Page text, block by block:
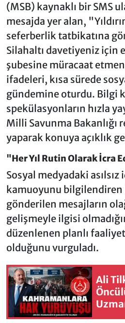
(MSB) kaynaklı bir SMS
mesajda yer alan,
seferberlik tatbikatına
Silahaltı davetiyeniz için
şubesine müracaat
ifadeleri, kısa sürede
gündemine oturdu. Bilgi
spekülasyonların hızla
Milli Savunma Bakanlığı
yaparak konuya açıklık
"Her Yıl Rutin Olarak İcra
Sosyal medyadaki asılsız
kamuoyunu bilgilendiren
gönderilen mesajların
gelişmeyle ilgisi
düzenlenen planlı
olduğunu vurguladı.
Ali